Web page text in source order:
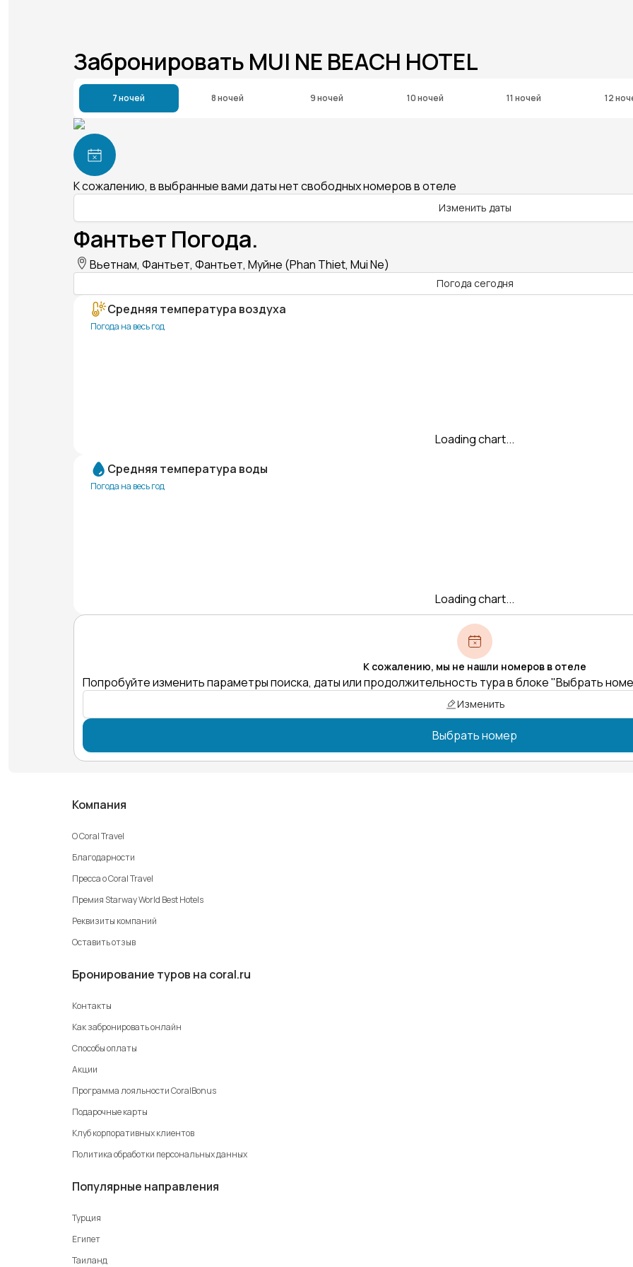
Забронировать MUI NE BEACH HOTEL
7 ночей 8 ночей 9 ночей 10 ночей 11 ночей 12
К сожалению, в выбранные вами даты нет свободных номеров в отеле
Изменить даты
Фантьет Погода.
Вьетнам, Фантьет, Фантьет, Муйне (Phan Thiet, Mui Ne)
Погода сегодня
Средняя температура воздуха
Погода на весь год
Loading chart...
Средняя температура воды
Погода на весь год
Loading chart...
К сожалению, мы не нашли номеров в отеле
Попробуйте изменить параметры поиска, даты или продолжительность тура в блоке "Выбрать
Изменить
Выбрать номер
Компания
О Coral Travel
Благодарности
Пресса о Coral Travel
Премия Starway World Best Hotels
Реквизиты компаний
Оставить отзыв
Бронирование туров на coral.ru
Контакты
Как забронировать онлайн
Способы оплаты
Акции
Программа лояльности CoralBonus
Подарочные карты
Клуб корпоративных клиентов
Политика обработки персональных данных
Популярные направления
Турция
Египет
Таиланд